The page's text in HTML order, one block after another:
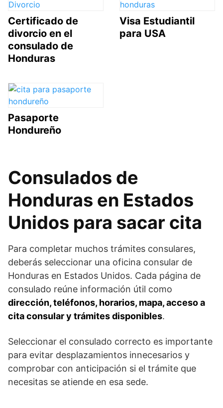
Certificado de
divorcio en el
consulado de
Honduras
Visa Estudiantil
para USA
Pasaporte
Hondureño
Consulados de
Honduras en Estados
Unidos para sacar cita
Para completar muchos trámites consulares,
deberás seleccionar una oficina consular de
Honduras en Estados Unidos. Cada página de
consulado reúne información útil como
dirección, teléfonos, horarios, mapa, acceso a
cita consular y trámites disponibles.
Seleccionar el consulado correcto es importante
para evitar desplazamientos innecesarios y
comprobar con anticipación si el trámite que
necesitas se atiende en esa sede.